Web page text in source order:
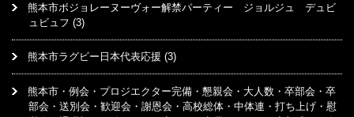
熊本市ボジョレーヌーヴォー解禁パーティー ジョルジュ デュビ
ュビュフ (3)
熊本市ラグビー日本代表応援 (3)
熊本市・例会・プロジエクター完備・懇親会・大人数・卒部会・卒
部会・送別会・歓迎会・謝恩会・高校総体・中体連・打ち上げ・慰